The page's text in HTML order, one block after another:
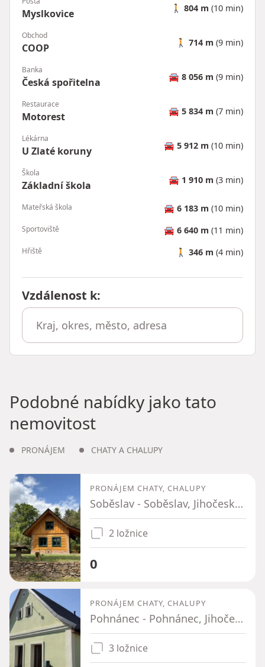
Myslkovice 🚶 804 m (10 min)
Obchod
COOP 🚶 714 m (9 min)
Banka
Česká spořitelna 🚘 8 056 m (9 min)
Restaurace
Motorest 🚘 5 834 m (7 min)
Lékárna
U Zlaté koruny 🚘 5 912 m (10 min)
Škola
Základní škola 🚘 1 910 m (3 min)
Mateřská škola 🚘 6 183 m (10 min)
Sportoviště 🚘 6 640 m (11 min)
Hřiště 🚶 346 m (4 min)
Vzdálenost k:
Podobné nabídky jako tato
nemovitost
PRONÁJEM CHATY A CHALUPY
PRONÁJEM CHATY, CHALUPY
Soběslav - Soběslav, Jihočeský kraj
2 ložnice
0
PRONÁJEM CHATY, CHALUPY
Pohnánec - Pohnánec, Jihočeský kraj
3 ložnice